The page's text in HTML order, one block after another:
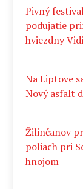
Pivný
podujatie
hviezdny
Na Liptove
Nový asfalt
Žilinčanov
poliach pri
hnojom